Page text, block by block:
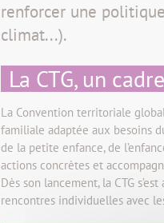
renforcer une
climat...).
La CTG, un
La Convention territoriale
familiale adaptée aux besoins
de la petite enfance, de
actions concrètes et
Dès son lancement, la CTG
rencontres individuelles avec